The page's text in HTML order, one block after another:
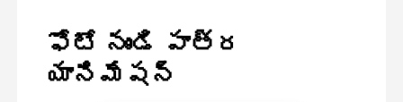
ఫోటో నుండి పాత్ర
యానిమేషన్